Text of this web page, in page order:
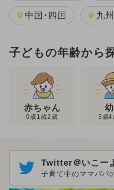
中国･四国 九
子どもの年齢から
赤ちゃん
0歳1歳2歳 3歳4
Twitter＠いこー
子育て中のママパパ